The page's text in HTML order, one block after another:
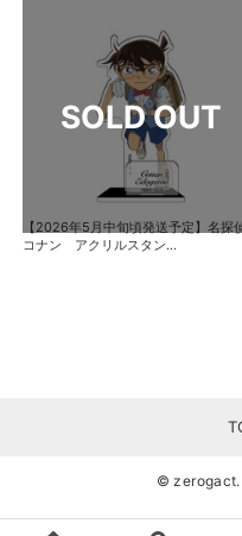
【2026年5月中旬頃発送予定】名探
コナン アクリルスタン...
© zerogact.